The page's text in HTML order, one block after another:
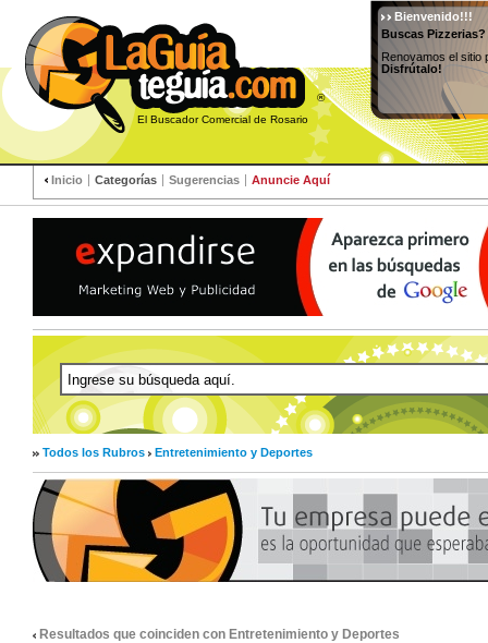
®
El Buscador Comercial de Rosario
Bienvenido!!!
Buscas
Renovamos el sitio
Disfrútalo!
Inicio Categorías Sugerencias Anuncie Aquí
Todos los Rubros Entretenimiento y Deportes
Resultados que coinciden con Entretenimiento y Deportes